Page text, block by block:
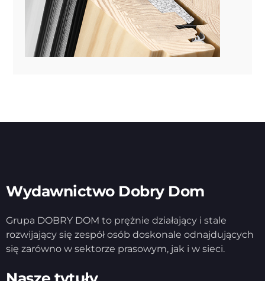
Wydawnictwo Dobry Dom
Grupa DOBRY DOM to prężnie działający i stale
rozwijający się zespół osób doskonale odnajdujących
się zarówno w sektorze prasowym, jak i w sieci.